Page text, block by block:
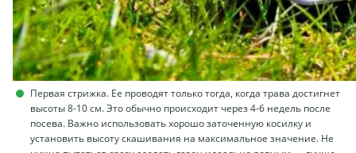
Первая стрижка. Ее проводят только тогда, когда трава достигнет
высоты 8-10 см. Это обычно происходит через 4-6 недель после
посева. Важно использовать хорошо заточенную косилку и
установить высоту скашивания на максимальное значение. Не